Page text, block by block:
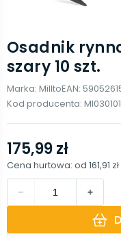
Osadnik
szary 10 szt.
Marka: MilltoEAN:
Kod producenta:
175,99 zł
Cena hurtowa: od 161,91 zł